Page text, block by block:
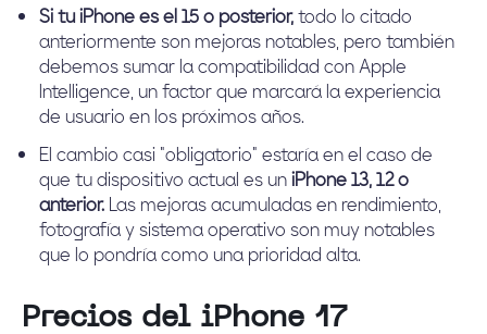
Si tu iPhone es el 15 o posterior,todo lo citado
anteriormente son mejoras notables, pero también
debemos sumar la compatibilidad con Apple
Intelligence, un factor que marcará la experiencia
de usuario en los próximos años.
El cambio casi “obligatorio” estaría en el caso de
que tu dispositivo actual es uniPhone 13, 12 o
anterior. Las mejoras acumuladas en rendimiento,
fotografía y sistema operativo son muy notables
que lo pondría como una prioridad alta.
Precios del iPhone 17